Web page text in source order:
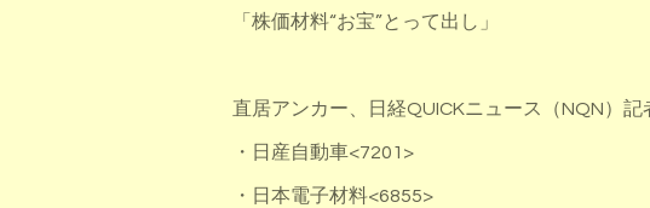
「株価材料“お宝”とって出し」
直居アンカー、日経QUICKニュース（NQN）
・日産自動車<7201>
・日本電子材料<6855>